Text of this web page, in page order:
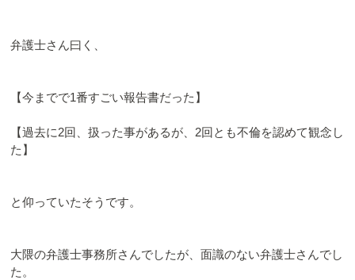
弁護士さん曰く、
【今までで1番すごい報告書だった】
【過去に2回、扱った事があるが、2回とも不倫を認めて観念し
た】
と仰っていたそうです。
大隈の弁護士事務所さんでしたが、面識のない弁護士さんでし
た。